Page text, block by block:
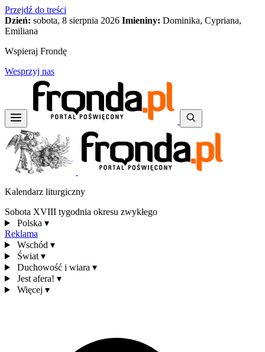
Przejdź do treści
Dzień: sobota, 8 sierpnia 2026 Imieniny: Dominika, Cypriana,
Emiliana
Wspieraj Frondę
Wesprzyj nas
Kalendarz liturgiczny
Sobota XVIII tygodnia okresu zwykłego
Polska ▾
Reklama
Wschód ▾
Świat ▾
Duchowość i wiara ▾
Jest afera! ▾
Więcej ▾